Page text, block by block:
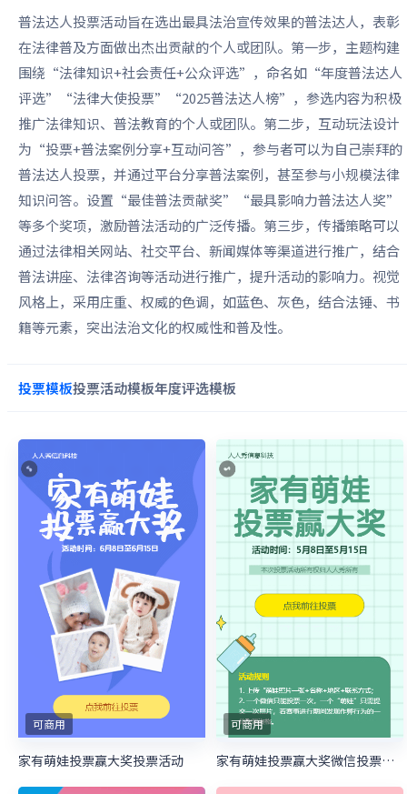
普法达人投票活动旨在选出最具法治宣传效果的普法达人，表彰
在法律普及方面做出杰出贡献的个人或团队。第一步，主题构建
围绕“法律知识+社会责任+公众评选”，命名如“年度普法达人
评选”“法律大使投票”“2025普法达人榜”，参选内容为积极
推广法律知识、普法教育的个人或团队。第二步，互动玩法设计
为“投票+普法案例分享+互动问答”，参与者可以为自己崇拜的
普法达人投票，并通过平台分享普法案例，甚至参与小规模法律
知识问答。设置“最佳普法贡献奖”“最具影响力普法达人奖”
等多个奖项，激励普法活动的广泛传播。第三步，传播策略可以
通过法律相关网站、社交平台、新闻媒体等渠道进行推广，结合
普法讲座、法律咨询等活动进行推广，提升活动的影响力。视觉
风格上，采用庄重、权威的色调，如蓝色、灰色，结合法锤、书
籍等元素，突出法治文化的权威性和普及性。
投票模板投票活动模板年度评选模板
可商用
家有萌娃投票赢大奖投票活动
可商用
家有萌娃投票赢大奖微信投票活动